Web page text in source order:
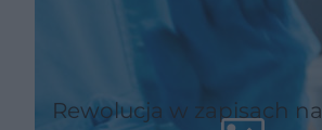
Rewolucja w zapisach na